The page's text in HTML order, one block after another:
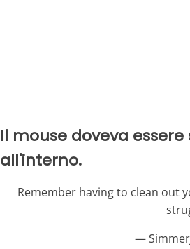
Il mouse doveva
all'interno.
Remember having to clean out
—